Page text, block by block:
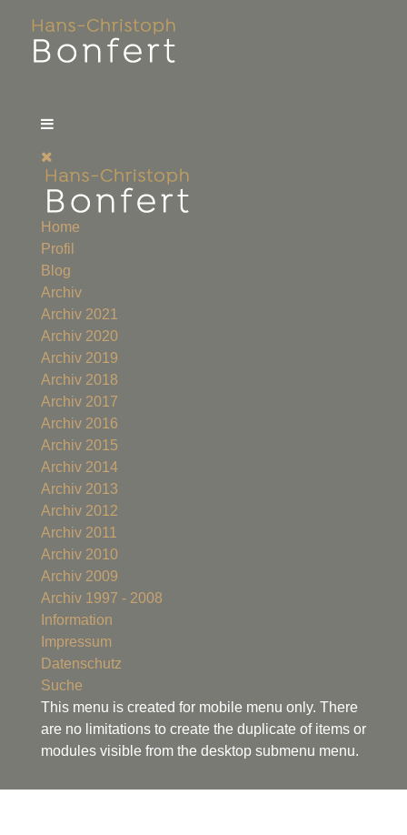
Home
Profil
Blog
Archiv
Archiv 2021
Archiv 2020
Archiv 2019
Archiv 2018
Archiv 2017
Archiv 2016
Archiv 2015
Archiv 2014
Archiv 2013
Archiv 2012
Archiv 2011
Archiv 2010
Archiv 2009
Archiv 1997 - 2008
Information
Impressum
Datenschutz
Suche
This menu is created for mobile menu only. There
are no limitations to create the duplicate of items or
modules visible from the desktop submenu menu.